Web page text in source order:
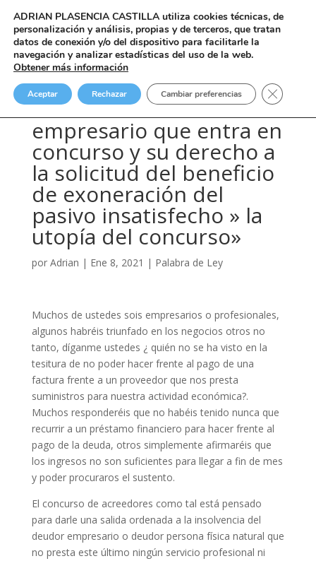
La espada de Damocles,
la insolvencia del deudor
empresario que entra en
concurso y su derecho a
la solicitud del beneficio
de exoneración del
pasivo insatisfecho » la
utopía del concurso»
por Adrian | Ene 8, 2021 | Palabra de Ley
Muchos de ustedes sois empresarios o profesionales,
algunos habréis triunfado en los negocios otros no
tanto, díganme ustedes ¿ quién no se ha visto en la
tesitura de no poder hacer frente al pago de una
factura frente a un proveedor que nos presta
suministros para nuestra actividad económica?.
Muchos responderéis que no habéis tenido nunca que
recurrir a un préstamo financiero para hacer frente al
pago de la deuda, otros simplemente afirmaréis que
los ingresos no son suficientes para llegar a fin de mes
y poder procuraros el sustento.
El concurso de acreedores como tal está pensado
para darle una salida ordenada a la insolvencia del
deudor empresario o deudor persona física natural que
no presta este último ningún servicio profesional ni
ADRIAN PLASENCIA CASTILLA utiliza cookies técnicas, de
personalización y análisis, propias y de terceros, que tratan
datos de conexión y/o del dispositivo para facilitarle la
navegación y analizar estadísticas del uso de la web.
Obtener más información
Aceptar Rechazar Cambiar preferencias Cerrar el